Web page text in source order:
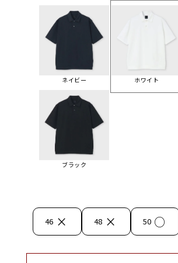
ネイビー ホワイト
ブラック
46 × 48 × 50 ○